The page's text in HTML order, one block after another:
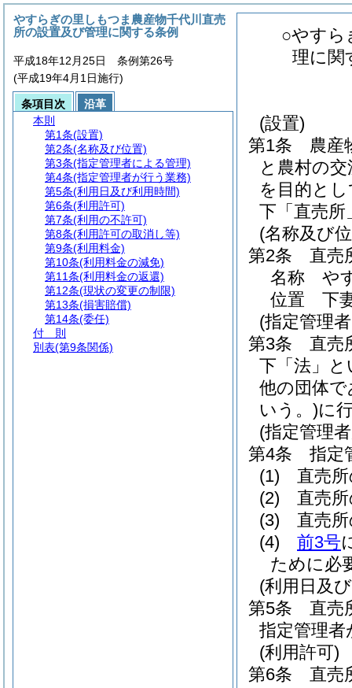
○やすら
理に関
(設置)
第1条
農産
と農村の
を目的と
下「直売
(名称及び
第2条
直売
名称 や
位置 下
(指定管理
第3条
直売
下「法」と
他の団体
いう。)に
(指定管理
第4条
指定
(1)
直売
(2)
直売
(3)
直売
(4)
前3号
ために必
(利用日及
第5条
直売
指定管理
(利用許可)
第6条
直売
やすらぎの里しもつま農産物千代川直売
所の設置及び管理に関する条例
平成18年12月25日 条例第26号
(平成19年4月1日施行)
条項目次
沿革
本則
第1条(設置)
第2条(名称及び位置)
第3条(指定管理者による管理)
第4条(指定管理者が行う業務)
第5条(利用日及び利用時間)
第6条(利用許可)
第7条(利用の不許可)
第8条(利用許可の取消し等)
第9条(利用料金)
第10条(利用料金の減免)
第11条(利用料金の返還)
第12条(現状の変更の制限)
第13条(損害賠償)
第14条(委任)
付 則
別表(第9条関係)